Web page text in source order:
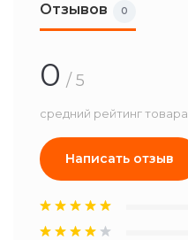
Отзывов 0
0 / 5
средний рейтинг товара
Написать отзыв